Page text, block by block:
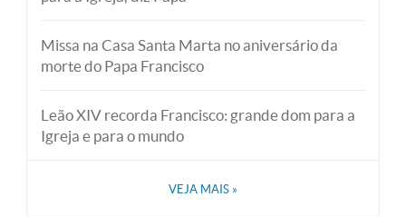
Missa na Casa Santa Marta no aniversário da
morte do Papa Francisco
Leão XIV recorda Francisco: grande dom para a
Igreja e para o mundo
VEJA MAIS »